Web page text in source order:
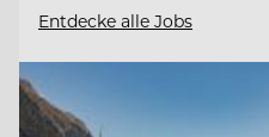
Entdecke alle Jobs